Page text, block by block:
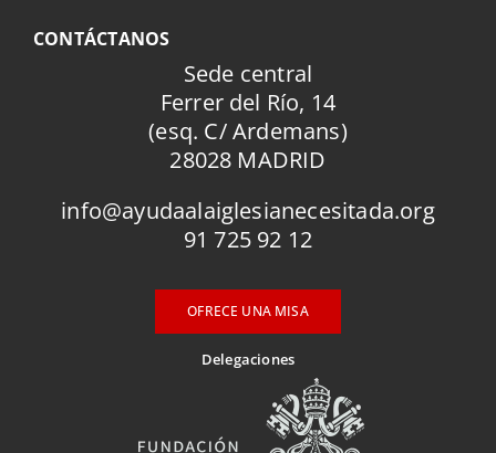
CONTÁCTANOS
Sede central
Ferrer del Río, 14
(esq. C/ Ardemans)
28028 MADRID
info@ayudaalaiglesianecesitada.org
91 725 92 12
OFRECE UNA MISA
Delegaciones